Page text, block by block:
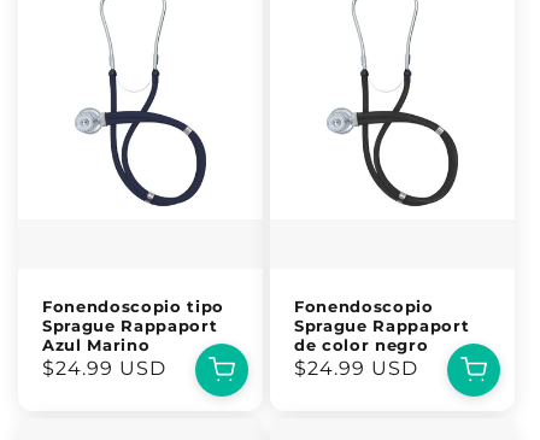
Fonendoscopio tipo
Sprague Rappaport
Azul Marino
Precio
$24.99 USD
Fonendoscopio
Sprague Rappaport
de color negro
Precio
$24.99 USD